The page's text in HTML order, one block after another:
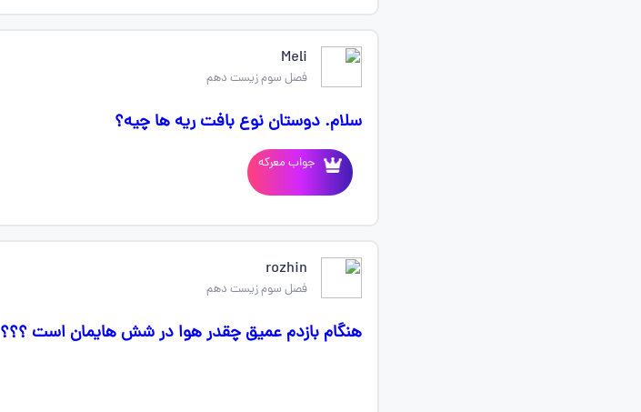
Meli
فصل سوم زیست دهم
سلام. دوستان نوع بافت ریه ها چیه؟
جواب معرکه
rozhin
فصل سوم زیست دهم
هنگام بازدم عمیق چقدر هوا در شش هایمان است ؟؟؟